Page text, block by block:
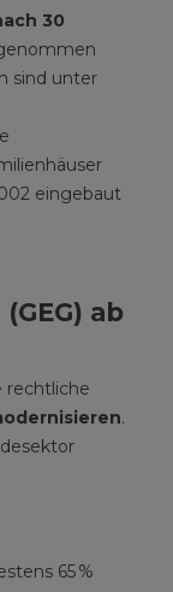
30
sind unter
eingebaut
ab
rechtliche
.
65 %